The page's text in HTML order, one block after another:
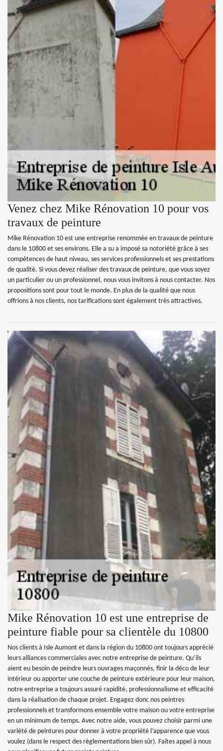
Venez chez Mike Rénovation 10 pour vos
travaux de peinture
Mike Rénovation 10 est une entreprise renommée en travaux de peinture
dans le 10800 et ses environs. Elle a su a imposé sa notoriété grâce à ses
compétences de haut niveau, ses services professionnels et ses prestations
de qualité. Si vous devez réaliser des travaux de peinture, que vous soyez
un particulier ou un professionnel, nous vous invitons à nous contacter. Nos
propositions sont pour tout le monde. En plus de la qualité que nous
offrions à nos clients, nos tarifications sont également très attractives.
Mike Rénovation 10 est une entreprise de
peinture fiable pour sa clientèle du 10800
Nos clients à Isle Aumont et dans la région du 10800 ont toujours apprécié
leurs alliances commerciales avec notre entreprise de peinture. Qu’ils
aient eu besoin de peindre leurs ouvrages maçonnés, finir la déco de leur
intérieur ou apporter une couche de peinture extérieure pour leur maison,
notre entreprise a toujours assuré rapidité, professionnalisme et efficacité
dans la réalisation de chaque projet. Engagez donc nos peintres
professionnels et transformons ensemble votre maison ou votre entreprise
en un minimum de temps. Avec notre aide, vous pouvez choisir parmi une
variété de peintures pour donner à votre propriété l’apparence que vous
voulez (dans le respect des règlementations bien sûr). Faites appel à nous